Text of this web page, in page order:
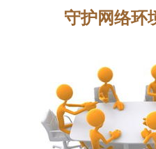
守护网络环